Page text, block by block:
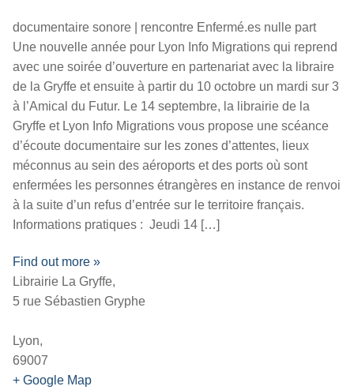
documentaire sonore | rencontre Enfermé.es nulle part
Une nouvelle année pour Lyon Info Migrations qui reprend
avec une soirée d’ouverture en partenariat avec la libraire
de la Gryffe et ensuite à partir du 10 octobre un mardi sur 3
à l’Amical du Futur. Le 14 septembre, la librairie de la
Gryffe et Lyon Info Migrations vous propose une scéance
d’écoute documentaire sur les zones d’attentes, lieux
méconnus au sein des aéroports et des ports où sont
enfermées les personnes étrangères en instance de renvoi
à la suite d’un refus d’entrée sur le territoire français.
Informations pratiques : Jeudi 14 […]
Find out more »
Librairie La Gryffe,
5 rue Sébastien Gryphe
Lyon,
69007
+ Google Map